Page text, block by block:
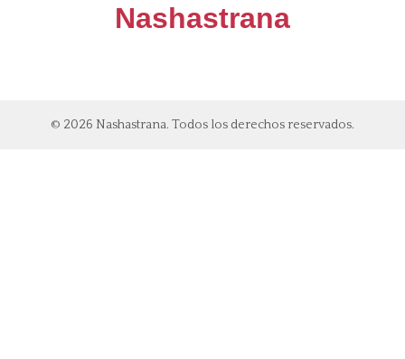
Nashastrana
© 2026 Nashastrana. Todos los derechos reservados.